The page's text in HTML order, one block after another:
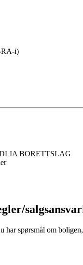
i)
BORETTSLAG
har spørsmål om